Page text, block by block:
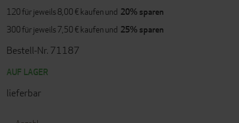
120 für jeweils8,00 € kaufen und 20% sparen
300 für jeweils7,50 € kaufen und 25% sparen
Bestell-Nr. 71187
AUF LAGER
lieferbar